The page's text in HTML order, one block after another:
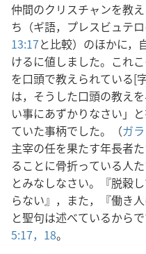
仲間のクリスチャンを教
ち（ギ語，プレスビュテ
13:17と比較）のほかに，
けるに値しました。これ
を口頭で教えられている[
は，そうした口頭の教え
い事にあずかりなさい」
ていた事柄でした。（ガ
主宰の任を果たす年長者
ることに骨折っている人
とみなしなさい。『脱穀
らない』，また，『働き
と聖句は述べているから
5:17，18。